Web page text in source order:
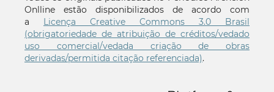
Onlline estão disponibilizados de acordo com
a Licença Creative Commons 3.0 Brasil
(obrigatoriedade de atribuição de créditos/vedado
uso comercial/vedada criação de obras
derivadas/permitida citação referenciada).